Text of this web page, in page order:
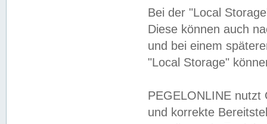
Bei der "Local
Diese können auch
und bei einem
"Local Storage"
PEGELONLINE nutzt
und korrekte